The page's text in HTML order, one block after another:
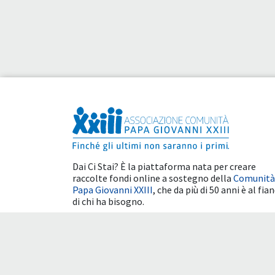
Dai Ci Stai? È la piattaforma nata per creare
raccolte fondi online a sostegno della Comunità
Papa Giovanni XXIII, che da più di 50 anni è al
di chi ha bisogno.